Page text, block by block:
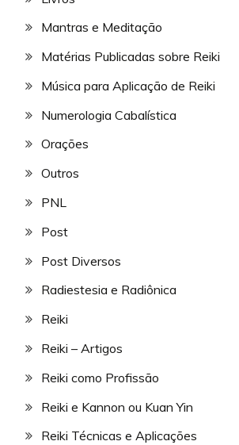
Mantras e Meditação
Matérias Publicadas sobre Reiki
Música para Aplicação de Reiki
Numerologia Cabalística
Orações
Outros
PNL
Post
Post Diversos
Radiestesia e Radiônica
Reiki
Reiki – Artigos
Reiki como Profissão
Reiki e Kannon ou Kuan Yin
Reiki Técnicas e Aplicações